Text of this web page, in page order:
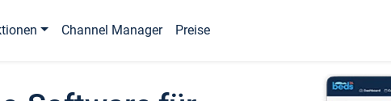
Channel Manager Preise